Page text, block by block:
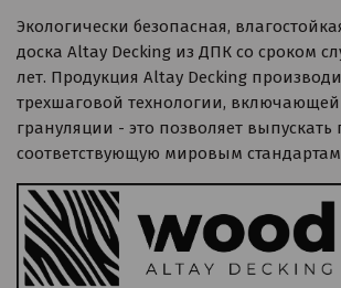
Экологически безопасная,
доска Аltay Decking из ДПК со сроком
лет. Продукция Altay Decking
трехшаговой технологии, включающей
грануляции - это позволяет выпускать
соответствующую мировым стандартам